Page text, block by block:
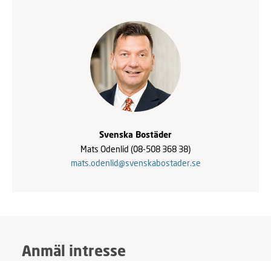
Svenska Bostäder
Mats Odenlid (08-508 368 38)
mats.odenlid@svenskabostader.se
Anmäl intresse